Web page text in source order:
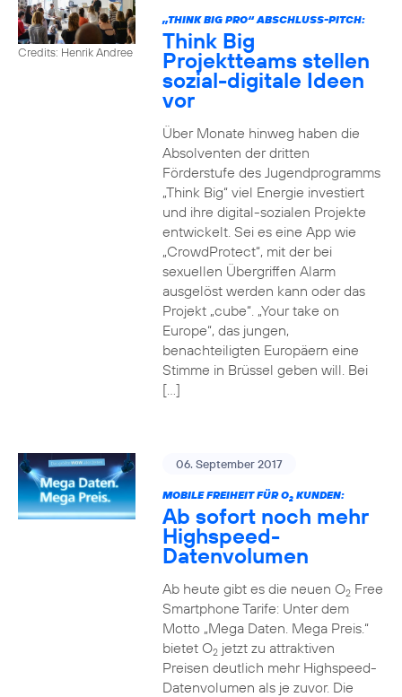
Credits: Henrik Andree
„THINK BIG PRO“ ABSCHLUSS-PITCH:
Think Big
Projektteams stellen
sozial-digitale Ideen
vor
Über Monate hinweg haben die
Absolventen der dritten
Förderstufe des Jugendprogramms
„Think Big“ viel Energie investiert
und ihre digital-sozialen Projekte
entwickelt. Sei es eine App wie
„CrowdProtect“, mit der bei
sexuellen Übergriffen Alarm
ausgelöst werden kann oder das
Projekt „cube“. „Your take on
Europe“, das jungen,
benachteiligten Europäern eine
Stimme in Brüssel geben will. Bei
[…]
06. September 2017
MOBILE FREIHEIT FÜR O2KUNDEN:
Ab sofort noch mehr
Highspeed-
Datenvolumen
Ab heute gibt es die neuen O2Free
Smartphone Tarife: Unter dem
Motto „Mega Daten. Mega Preis.“
bietet O2jetzt zu attraktiven
Preisen deutlich mehr Highspeed-
Datenvolumen als je zuvor. Die